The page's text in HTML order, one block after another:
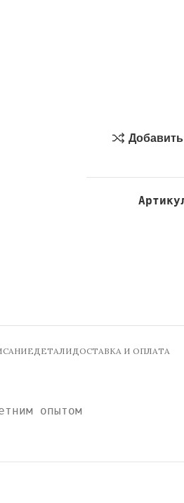
ДЕТАЛИ ДОСТАВКА И ОПЛАТА
опытом